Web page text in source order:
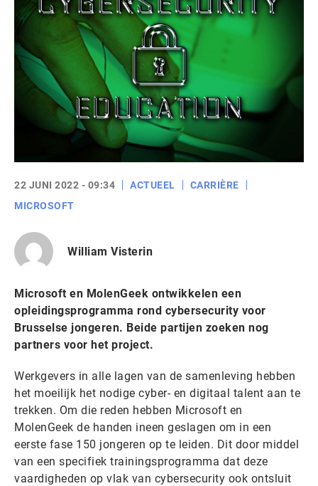
22 JUNI 2022 - 09:34 ACTUEEL
CARRIÈRE
MICROSOFT
William Visterin
Microsoft en MolenGeek ontwikkelen een
opleidingsprogramma rond cybersecurity voor
Brusselse jongeren. Beide partijen zoeken nog
partners voor het project.
Werkgevers in alle lagen van de samenleving hebben
het moeilijk het nodige cyber- en digitaal talent aan te
trekken. Om die reden hebben Microsoft en
MolenGeek de handen ineen geslagen om in een
eerste fase 150 jongeren op te leiden. Dit door middel
van een specifiek trainingsprogramma dat deze
vaardigheden op vlak van cybersecurity ook ontsluit